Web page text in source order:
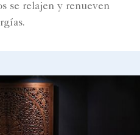
se relajen y renueven